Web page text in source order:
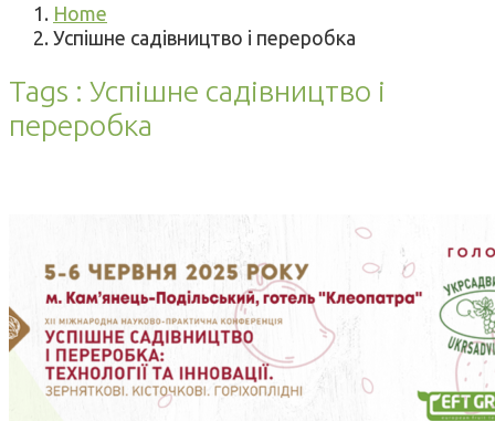
Home
Успішне садівництво і переробка
Tags : Успішне садівництво і
переробка